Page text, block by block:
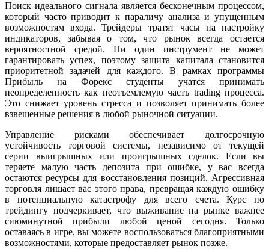
Поиск идеального сигнала является бесконечным процессом,
который часто приводит к параличу анализа и упущенным
возможностям входа. Трейдеры тратят часы на настройку
индикаторов, забывая о том, что рынок всегда остается
вероятностной средой. Ни один инструмент не может
гарантировать успех, поэтому защита капитала становится
приоритетной задачей для каждого. В рамках программы
Прибыль на Форекс студенты учатся принимать
неопределенность как неотъемлемую часть trading процесса.
Это снижает уровень стресса и позволяет принимать более
взвешенные решения в любой рыночной ситуации.
Управление рисками обеспечивает долгосрочную
устойчивость торговой системы, независимо от текущей
серии выигрышных или проигрышных сделок. Если вы
теряете малую часть депозита при ошибке, у вас всегда
остаются ресурсы для восстановления позиций. Агрессивная
торговля лишает вас этого права, превращая каждую ошибку
в потенциальную катастрофу для всего счета. Курс по
трейдингу подчеркивает, что выживание на рынке важнее
сиюминутной прибыли любой ценой сегодня. Только
оставаясь в игре, вы можете воспользоваться благоприятными
возможностями, которые предоставляет рынок позже.